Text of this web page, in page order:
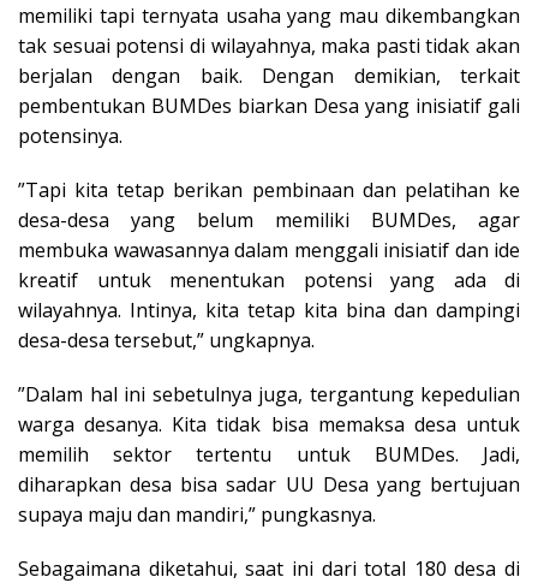
memiliki tapi ternyata usaha yang mau dikembangkan
tak sesuai potensi di wilayahnya, maka pasti tidak akan
berjalan dengan baik. Dengan demikian, terkait
pembentukan BUMDes biarkan Desa yang inisiatif gali
potensinya.
”Tapi kita tetap berikan pembinaan dan pelatihan ke
desa-desa yang belum memiliki BUMDes, agar
membuka wawasannya dalam menggali inisiatif dan ide
kreatif untuk menentukan potensi yang ada di
wilayahnya. Intinya, kita tetap kita bina dan dampingi
desa-desa tersebut,” ungkapnya.
”Dalam hal ini sebetulnya juga, tergantung kepedulian
warga desanya. Kita tidak bisa memaksa desa untuk
memilih sektor tertentu untuk BUMDes. Jadi,
diharapkan desa bisa sadar UU Desa yang bertujuan
supaya maju dan mandiri,” pungkasnya.
Sebagaimana diketahui, saat ini dari total 180 desa di